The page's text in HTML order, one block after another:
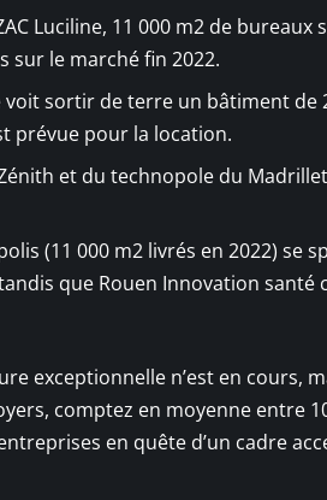
Luciline, 11 000 m2 de
sur le marché fin 2022.
voit sortir de terre un bâtiment de
prévue pour la location.
et du technopole du
(11 000 m2 livrés en 2022) se
que Rouen Innovation santé
exceptionnelle n’est en cours,
comptez en moyenne entre
en quête d’un cadre